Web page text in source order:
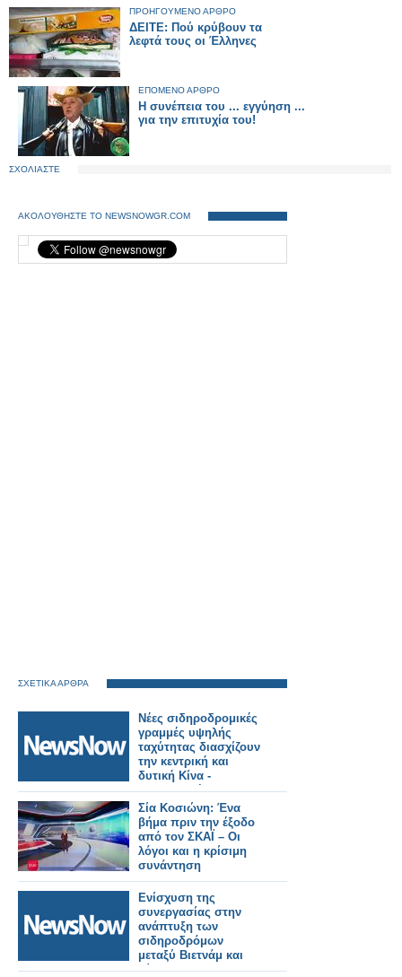
ΠΡΟΗΓΟΥΜΕΝΟ ΑΡΘΡΟ
ΔΕΙΤΕ: Πού κρύβουν τα
λεφτά τους οι Έλληνες
ΕΠΟΜΕΝΟ ΑΡΘΡΟ
Η συνέπεια του ... εγγύηση ...
για την επιτυχία του!
ΣΧΟΛΙΑΣΤΕ
ΑΚΟΛΟΥΘΗΣΤΕ ΤΟ NEWSNOWGR.COM
ΣΧΕΤΙΚΑ ΑΡΘΡΑ
Νέες σιδηροδρομικές
γραμμές υψηλής
ταχύτητας διασχίζουν
την κεντρική και
δυτική Κίνα -
Συντονισμένη
ανάπτυξη.
Σία Κοσιώνη: Ένα
βήμα πριν την έξοδο
από τον ΣΚΑΪ – Οι
λόγοι και η κρίσιμη
συνάντηση
Ενίσχυση της
συνεργασίας στην
ανάπτυξη των
σιδηροδρόμων
μεταξύ Βιετνάμ και
Κίνας.